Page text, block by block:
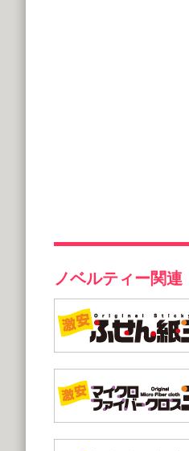
ノベルティー関連